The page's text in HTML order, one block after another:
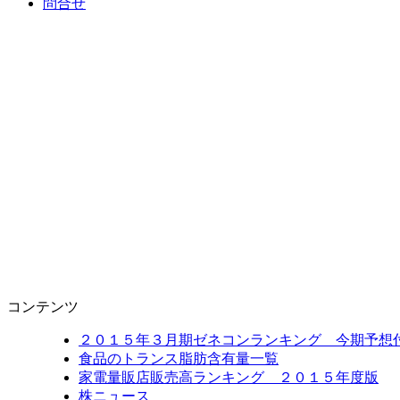
コンテンツ
２０１５年３月期ゼネコンランキング 今期予想
食品のトランス脂肪含有量一覧
家電量販店販売高ランキング ２０１５年度版
株ニュース